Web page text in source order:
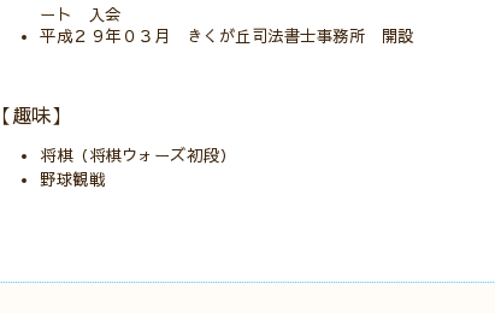
ート 入会
平成２９年０３月 きくが丘司法書士事務所 開設
【趣味】
将棋（将棋ウォーズ初段）
野球観戦